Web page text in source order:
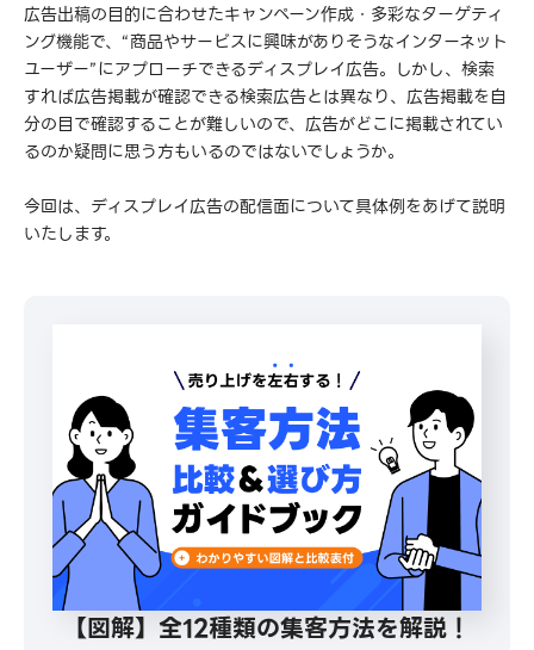
広告出稿の目的に合わせたキャンペーン作成・多彩なターゲティ
ング機能で、“商品やサービスに興味がありそうなインターネット
ユーザー”にアプローチできるディスプレイ広告。しかし、検索
すれば広告掲載が確認できる検索広告とは異なり、広告掲載を自
分の目で確認することが難しいので、広告がどこに掲載されてい
るのか疑問に思う方もいるのではないでしょうか。
今回は、ディスプレイ広告の配信面について具体例をあげて説明
いたします。
【図解】全12種類の集客方法を解説！